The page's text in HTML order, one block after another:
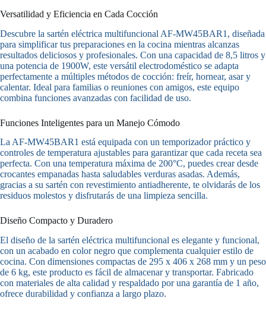
Versatilidad y Eficiencia en Cada Cocción
Descubre la sartén eléctrica multifuncional AF-MW45BAR1, diseñada
para simplificar tus preparaciones en la cocina mientras alcanzas
resultados deliciosos y profesionales. Con una capacidad de 8,5 litros y
una potencia de 1900W, este versátil electrodoméstico se adapta
perfectamente a múltiples métodos de cocción: freír, hornear, asar y
calentar. Ideal para familias o reuniones con amigos, este equipo
combina funciones avanzadas con facilidad de uso.
Funciones Inteligentes para un Manejo Cómodo
La AF-MW45BAR1 está equipada con un temporizador práctico y
controles de temperatura ajustables para garantizar que cada receta sea
perfecta. Con una temperatura máxima de 200°C, puedes crear desde
crocantes empanadas hasta saludables verduras asadas. Además,
gracias a su sartén con revestimiento antiadherente, te olvidarás de los
residuos molestos y disfrutarás de una limpieza sencilla.
Diseño Compacto y Duradero
El diseño de la sartén eléctrica multifuncional es elegante y funcional,
con un acabado en color negro que complementa cualquier estilo de
cocina. Con dimensiones compactas de 295 x 406 x 268 mm y un peso
de 6 kg, este producto es fácil de almacenar y transportar. Fabricado
con materiales de alta calidad y respaldado por una garantía de 1 año,
ofrece durabilidad y confianza a largo plazo.